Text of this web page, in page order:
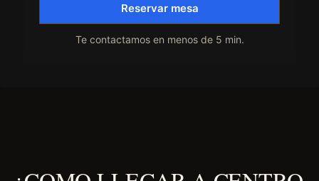
Reservar mesa
Te contactamos en menos de 5 min.